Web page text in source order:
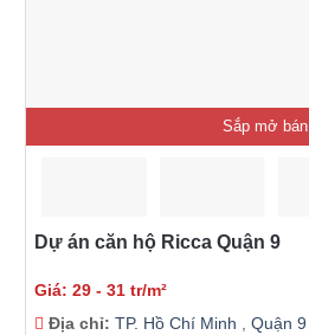
Sắp mở bán
Dự án căn hộ Ricca Quận 9
Giá: 29 - 31 tr/m²
Địa chỉ: TP. Hồ Chí Minh , Quận 9